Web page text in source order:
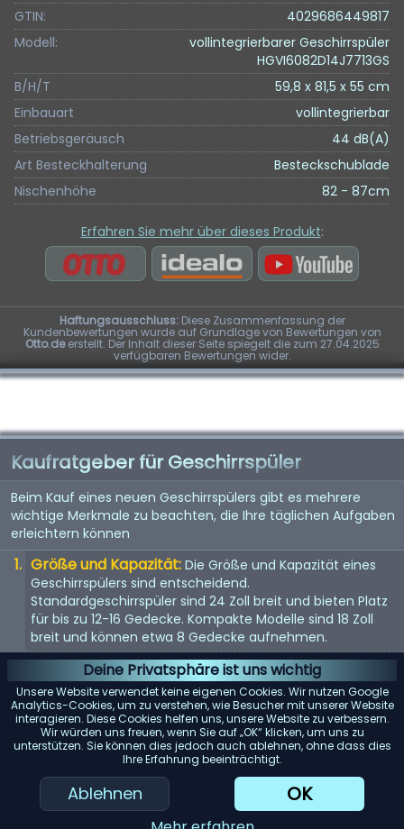
Deine Privatsphäre ist uns wichtig
Unsere Website verwendet keine eigenen Cookies. Wir nutzen Google
Analytics-Cookies, um zu verstehen, wie Besucher mit unserer Website
interagieren. Diese Cookies helfen uns, unsere Website zu verbessern.
Wir würden uns freuen, wenn Sie auf „OK“ klicken, um uns zu
unterstützen. Sie können dies jedoch auch ablehnen, ohne dass dies
Ihre Erfahrung beeinträchtigt.
Ablehnen OK
GTIN:
4029686449817
Modell:
vollintegrierbarer Geschirrspüler
HGVI6082D14J7713GS
B/H/T
59,8 x 81,5 x 55 cm
Einbauart
vollintegrierbar
Betriebsgeräusch
44 dB(A)
Art Besteckhalterung
Besteckschublade
Nischenhöhe
82 - 87cm
Erfahren Sie mehr über dieses Produkt:
Haftungsausschluss:Diese Zusammenfassung der
Kundenbewertungen wurde auf Grundlage von Bewertungen von
Otto.deerstellt. Der Inhalt dieser Seite spiegelt die zum 27.04.2025
verfügbaren Bewertungen wider.
Kaufratgeber für Geschirrspüler
Beim Kauf eines neuen Geschirrspülers gibt es mehrere
wichtige Merkmale zu beachten, die Ihre täglichen Aufgaben
erleichtern können
Größe und Kapazität: Die Größe und Kapazität eines
Geschirrspülers sind entscheidend.
Standardgeschirrspüler sind 24 Zoll breit und bieten Platz
für bis zu 12-16 Gedecke. Kompakte Modelle sind 18 Zoll
breit und können etwa 8 Gedecke aufnehmen.
Energieeffizienz: Achten Sie auf Geschirrspüler mit einer
Energy Star-Bewertung. Diese Modelle verbrauchen
weniger Wasser und Strom, was Ihnen langfristig Geld
spart.
Geräuschpegel: Geschirrspüler können laut sein. Wenn
Lärm ein Problem darstellt, suchen Sie nach Modellen mit
einem Dezibelwert von 45 oder darunter.
Reinigungsleistung:
Achten Sie auf Geschirrspüler mit